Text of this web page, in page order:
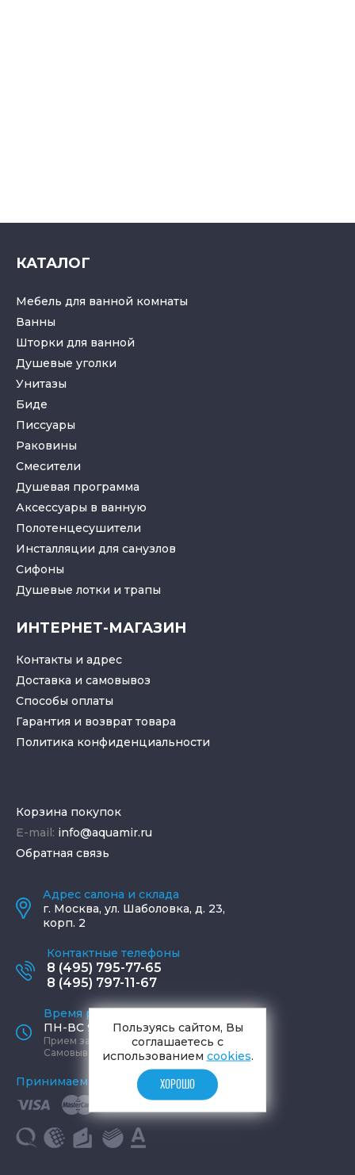
КАТАЛОГ
Мебель для ванной комнаты
Ванны
Шторки для ванной
Душевые уголки
Унитазы
Биде
Писсуары
Раковины
Смесители
Душевая программа
Аксессуары в ванную
Полотенцесушители
Инсталляции для санузлов
Cифоны
Душевые лотки и трапы
ИНТЕРНЕТ-МАГАЗИН
Контакты и адрес
Доставка и самовывоз
Способы оплаты
Гарантия и возврат товара
Политика конфиденциальности
Корзина покупок
E-mail: info@aquamir.ru
Обратная связь
Адрес салона и склада
г. Москва, ул. Шаболовка, д. 23,
корп. 2
Контактные телефоны
8 (495) 795-77-65
8 (495) 797-11-67
Время работы офиса
ПН-ВС 9:00 - 19:00
Прием заказов круглосуточно
Самовывоз ПН-СБ 9-19, ВС 12-17
Принимаем к оплате
Пользуясь сайтом, Вы
соглашаетесь с
использованием cookies.
ХОРОШО